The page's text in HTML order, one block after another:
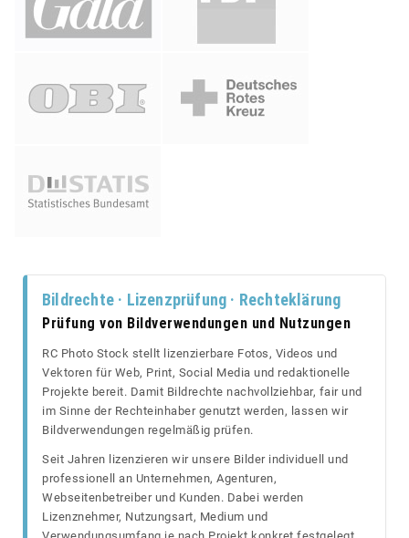
Bildrechte · Lizenzprüfung · Rechteklärung
Prüfung von Bildverwendungen und Nutzungen
RC Photo Stock stellt lizenzierbare Fotos, Videos und
Vektoren für Web, Print, Social Media und redaktionelle
Projekte bereit. Damit Bildrechte nachvollziehbar, fair und
im Sinne der Rechteinhaber genutzt werden, lassen wir
Bildverwendungen regelmäßig prüfen.
Seit Jahren lizenzieren wir unsere Bilder individuell und
professionell an Unternehmen, Agenturen,
Webseitenbetreiber und Kunden. Dabei werden
Lizenznehmer, Nutzungsart, Medium und